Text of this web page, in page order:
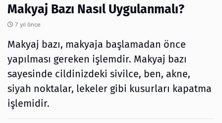
Makyaj Bazı Nasıl Uygulanmalı?
7 yıl önce
Makyaj bazı, makyaja başlamadan önce
yapılması gereken işlemdir. Makyaj bazı
sayesinde cildinizdeki sivilce, ben, akne,
siyah noktalar, lekeler gibi kusurları kapatma
işlemidir.